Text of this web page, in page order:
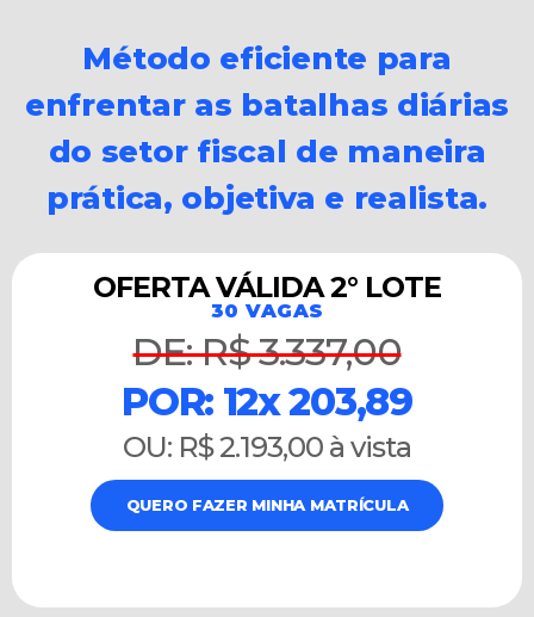
Método eficiente para
enfrentar as batalhas diárias
do setor fiscal de maneira
prática, objetiva e realista.
OFERTA VÁLIDA 2° LOTE
30 VAGAS
DE: R$ 3.337,00
POR: 12x 203,89
OU: R$ 2.193,00 à vista
QUERO FAZER MINHA MATRÍCULA